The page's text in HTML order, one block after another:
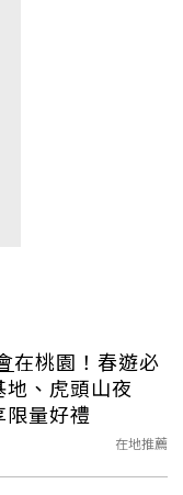
在桃園！春遊必
、虎頭山夜
限量好禮
在地推薦